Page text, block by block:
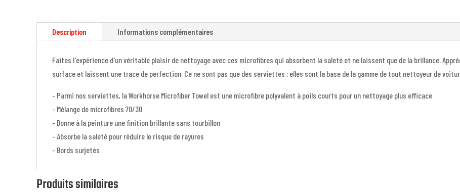
Description Informations complémentaires
Faites l'expérience d'un véritable plaisir de nettoyage avec ces microfibres qui absorbent la saleté et ne laissent que de la brillance.
surface et laissent une trace de perfection. Ce ne sont pas que des serviettes : elles sont la base de la gamme de tout nettoyeur de
- Parmi nos serviettes, la Workhorse Microfiber Towel est une microfibre polyvalent à poils courts pour un nettoyage plus efficace
- Mélange de microfibres 70/30
- Donne à la peinture une finition brillante sans tourbillon
- Absorbe la saleté pour réduire le risque de rayures
- Bords surjetés
Produits similaires